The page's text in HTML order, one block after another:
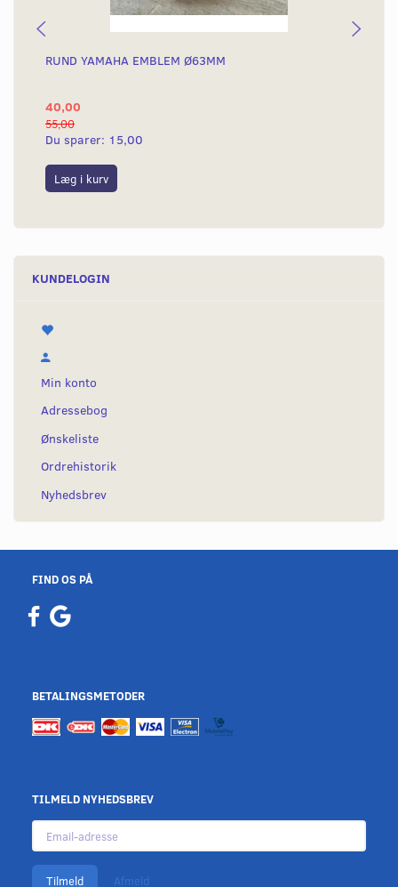
RUND YAMAHA EMBLEM Ø63MM
40,00
55,00
Du sparer: 15,00
Læg i kurv
KUNDELOGIN
Min konto
Adressebog
Ønskeliste
Ordrehistorik
Nyhedsbrev
FIND OS PÅ
BETALINGSMETODER
TILMELD NYHEDSBREV
Email-
adresse
Tilmeld Afmeld